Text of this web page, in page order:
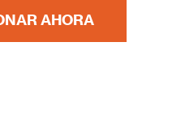
AHORA